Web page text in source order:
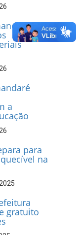
à
Rota